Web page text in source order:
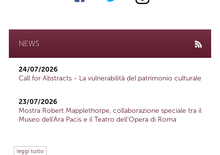
NEWS
24/07/2026
Call for Abstracts - La vulnerabilità del patrimonio culturale
23/07/2026
Mostra Robert Mapplethorpe, collaborazione speciale tra il
Museo dell'Ara Pacis e il Teatro dell'Opera di Roma
leggi tutto